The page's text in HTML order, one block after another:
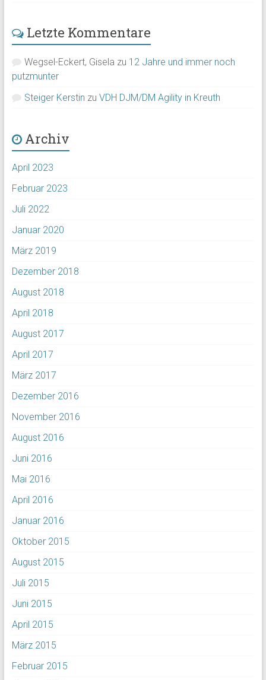
Letzte Kommentare
Wegsel-Eckert, Gisela zu 12 Jahre und immer noch
putzmunter
Steiger Kerstin zu VDH DJM/DM Agility in Kreuth
Archiv
April 2023
Februar 2023
Juli 2022
Januar 2020
März 2019
Dezember 2018
August 2018
April 2018
August 2017
April 2017
März 2017
Dezember 2016
November 2016
August 2016
Juni 2016
Mai 2016
April 2016
Januar 2016
Oktober 2015
August 2015
Juli 2015
Juni 2015
April 2015
März 2015
Februar 2015